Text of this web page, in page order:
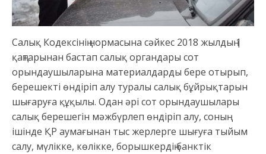
Салық Кодексінің нормасына сәйкес 2018 жылдың 1
қаңтарынан бастап салық органдары сот
орындаушыларына материалдарды бере отырып,
берешекті өндіріп алу туралы салық бұйрықтарын
шығаруға құқылы. Одан әрі сот орындаушылары
салық берешегін мәжбүрлеп өндіріп алу, соның
ішінде ҚР аумағынан тыс жерлерге шығуға тыйым
салу, мүлікке, көлікке, борышкердің банктік